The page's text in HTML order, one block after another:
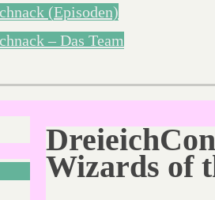
(Episoden)
– Das Team
Wizards of